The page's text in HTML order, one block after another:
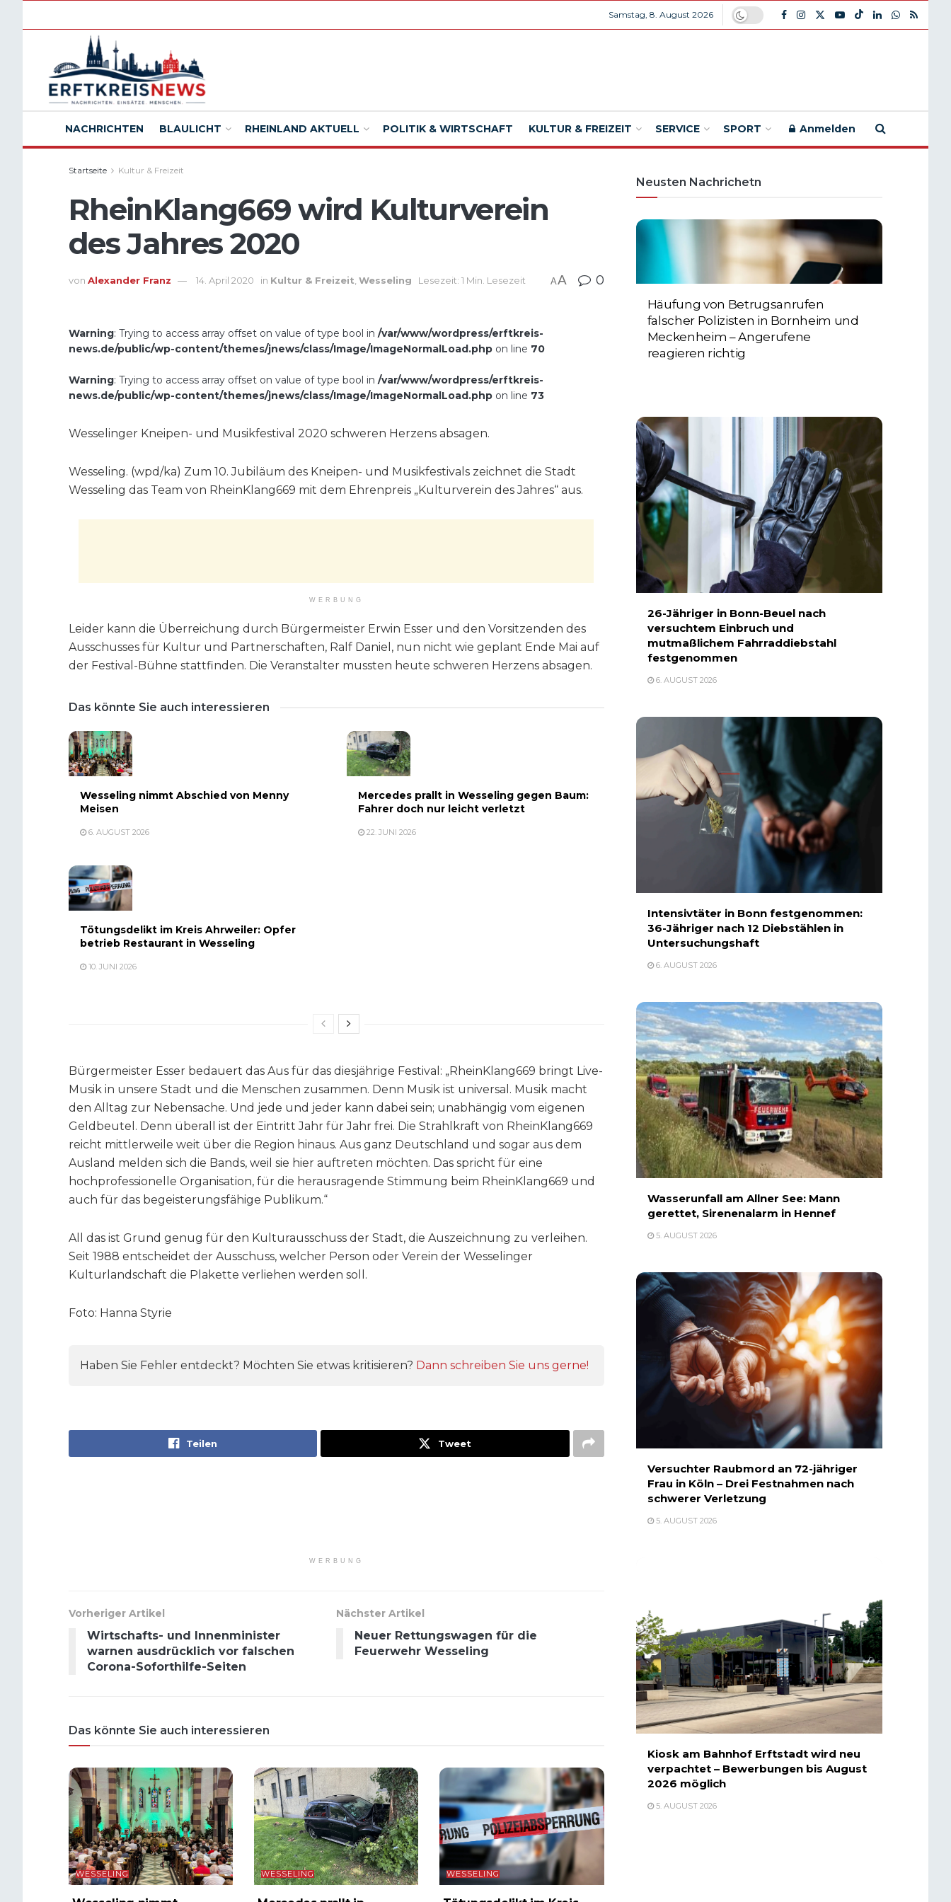
Samstag, 8. August 2026
NACHRICHTEN BLAULICHT RHEINLAND AKTUELL POLITIK & WIRTSCHAFT KULTUR & FREIZEIT SERVICE SPORT Anmelden
Startseite Kultur & Freizeit
RheinKlang669 wird Kulturverein
des Jahres 2020
von Alexander Franz 14. April 2020 in Kultur & Freizeit, Wesseling Lesezeit: 1 Min. Lesezeit AA 0
Warning: Trying to access array offset on value of type bool in /var/www/wordpress/erftkreis-
news.de/public/wp-content/themes/jnews/class/Image/ImageNormalLoad.php on line 70
Warning: Trying to access array offset on value of type bool in /var/www/wordpress/erftkreis-
news.de/public/wp-content/themes/jnews/class/Image/ImageNormalLoad.php on line 73
Wesselinger Kneipen- und Musikfestival 2020 schweren Herzens absagen.
Wesseling. (wpd/ka) Zum 10. Jubiläum des Kneipen- und Musikfestivals zeichnet die Stadt
Wesseling das Team von RheinKlang669 mit dem Ehrenpreis „Kulturverein des Jahres“ aus.
WERBUNG
Leider kann die Überreichung durch Bürgermeister Erwin Esser und den Vorsitzenden des
Ausschusses für Kultur und Partnerschaften, Ralf Daniel, nun nicht wie geplant Ende Mai auf
der Festival-Bühne stattfinden. Die Veranstalter mussten heute schweren Herzens absagen.
Das könnte Sie auch interessieren
Wesseling nimmt Abschied von Menny
Meisen
6. AUGUST 2026
Mercedes prallt in Wesseling gegen Baum:
Fahrer doch nur leicht verletzt
22. JUNI 2026
Tötungsdelikt im Kreis Ahrweiler: Opfer
betrieb Restaurant in Wesseling
10. JUNI 2026
Bürgermeister Esser bedauert das Aus für das diesjährige Festival: „RheinKlang669 bringt Live-
Musik in unsere Stadt und die Menschen zusammen. Denn Musik ist universal. Musik macht
den Alltag zur Nebensache. Und jede und jeder kann dabei sein; unabhängig vom eigenen
Geldbeutel. Denn überall ist der Eintritt Jahr für Jahr frei. Die Strahlkraft von RheinKlang669
reicht mittlerweile weit über die Region hinaus. Aus ganz Deutschland und sogar aus dem
Ausland melden sich die Bands, weil sie hier auftreten möchten. Das spricht für eine
hochprofessionelle Organisation, für die herausragende Stimmung beim RheinKlang669 und
auch für das begeisterungsfähige Publikum.“
All das ist Grund genug für den Kulturausschuss der Stadt, die Auszeichnung zu verleihen.
Seit 1988 entscheidet der Ausschuss, welcher Person oder Verein der Wesselinger
Kulturlandschaft die Plakette verliehen werden soll.
Foto: Hanna Styrie
Haben Sie Fehler entdeckt? Möchten Sie etwas kritisieren? Dann schreiben Sie uns gerne!
Teilen Tweet
WERBUNG
Vorheriger Artikel
Wirtschafts- und Innenminister
warnen ausdrücklich vor falschen
Corona-Soforthilfe-Seiten
Nächster Artikel
Neuer Rettungswagen für die
Feuerwehr Wesseling
Das könnte Sie auch interessieren
WESSELING WESSELING WESSELING
Neusten Nachrichetn
Häufung von Betrugsanrufen
falscher Polizisten in Bornheim und
Meckenheim – Angerufene
reagieren richtig
26-Jähriger in Bonn-Beuel nach
versuchtem Einbruch und
mutmaßlichem Fahrraddiebstahl
festgenommen
6. AUGUST 2026
Intensivtäter in Bonn festgenommen:
36-Jähriger nach 12 Diebstählen in
Untersuchungshaft
6. AUGUST 2026
Wasserunfall am Allner See: Mann
gerettet, Sirenenalarm in Hennef
5. AUGUST 2026
Versuchter Raubmord an 72-jähriger
Frau in Köln – Drei Festnahmen nach
schwerer Verletzung
5. AUGUST 2026
Kiosk am Bahnhof Erftstadt wird neu
verpachtet – Bewerbungen bis August
2026 möglich
5. AUGUST 2026